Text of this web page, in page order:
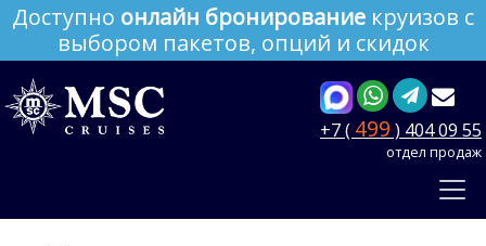
Доступно онлайн бронирование круизов с
выбором пакетов, опций и скидок
+7 ( 499 ) 404 09 55
отдел продаж